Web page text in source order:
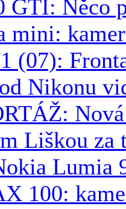
GTI: Něco
mini:
(07):
Nikonu
Liškou za
Lumia
100: